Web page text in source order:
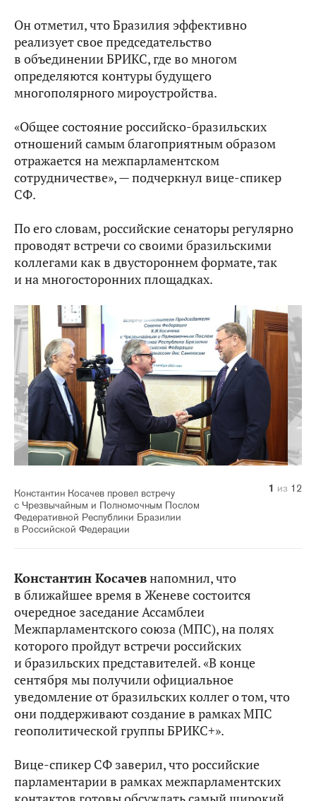
Он отметил, что Бразилия эффективно
реализует свое председательство
в объединении БРИКС, где во многом
определяются контуры будущего
многополярного мироустройства.
«Общее состояние российско-бразильских
отношений самым благоприятным образом
отражается на межпарламентском
сотрудничестве», — подчеркнул вице-спикер
СФ.
По его словам, российские сенаторы регулярно
проводят встречи со своими бразильскими
коллегами как в двустороннем формате, так
и на многосторонних площадках.
Константин Косачев провел встречу
с Чрезвычайным и Полномочным Послом
Федеративной Республики Бразилии
в Российской Федерации
1 из 12
2 из 12
3 из 12
4 из 12
5 из 12
6 из 12
7 из 12
8 из 12
9 из 12
10 из 12
11 из 12
12 из 12
Константин Косачевнапомнил, что
в ближайшее время в Женеве состоится
очередное заседание Ассамблеи
Межпарламентского союза (МПС), на полях
которого пройдут встречи российских
и бразильских представителей. «В конце
сентября мы получили официальное
уведомление от бразильских коллег о том, что
они поддерживают создание в рамках МПС
геополитической группы БРИКС+».
Вице-спикер СФ заверил, что российские
парламентарии в рамках межпарламентских